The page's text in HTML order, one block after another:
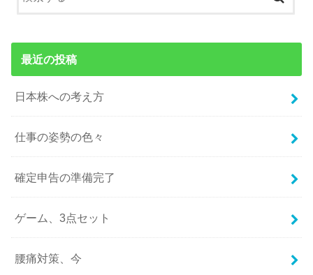
最近の投稿
日本株への考え方
仕事の姿勢の色々
確定申告の準備完了
ゲーム、3点セット
腰痛対策、今